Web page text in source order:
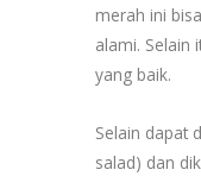
merah ini
alami. Selain
yang baik.
Selain dapat
salad) dan